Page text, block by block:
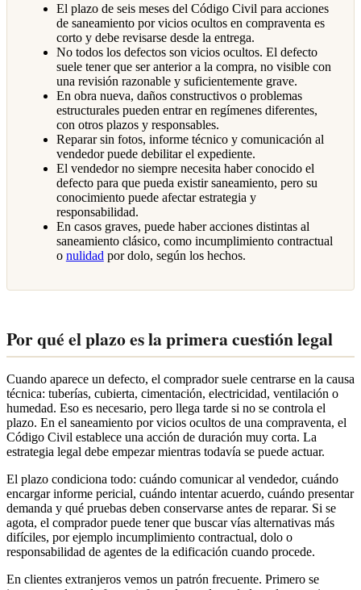
El plazo de seis meses del Código Civil para acciones
de saneamiento por vicios ocultos en compraventa es
corto y debe revisarse desde la entrega.
No todos los defectos son vicios ocultos. El defecto
suele tener que ser anterior a la compra, no visible con
una revisión razonable y suficientemente grave.
En obra nueva, daños constructivos o problemas
estructurales pueden entrar en regímenes diferentes,
con otros plazos y responsables.
Reparar sin fotos, informe técnico y comunicación al
vendedor puede debilitar el expediente.
El vendedor no siempre necesita haber conocido el
defecto para que pueda existir saneamiento, pero su
conocimiento puede afectar estrategia y
responsabilidad.
En casos graves, puede haber acciones distintas al
saneamiento clásico, como incumplimiento contractual
o nulidad por dolo, según los hechos.
Por qué el plazo es la primera cuestión legal
Cuando aparece un defecto, el comprador suele centrarse en la causa
técnica: tuberías, cubierta, cimentación, electricidad, ventilación o
humedad. Eso es necesario, pero llega tarde si no se controla el
plazo. En el saneamiento por vicios ocultos de una compraventa, el
Código Civil establece una acción de duración muy corta. La
estrategia legal debe empezar mientras todavía se puede actuar.
El plazo condiciona todo: cuándo comunicar al vendedor, cuándo
encargar informe pericial, cuándo intentar acuerdo, cuándo presentar
demanda y qué pruebas deben conservarse antes de reparar. Si se
agota, el comprador puede tener que buscar vías alternativas más
difíciles, por ejemplo incumplimiento contractual, dolo o
responsabilidad de agentes de la edificación cuando procede.
En clientes extranjeros vemos un patrón frecuente. Primero se